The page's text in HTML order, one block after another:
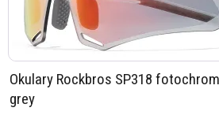
Okulary Rockbros SP318
grey